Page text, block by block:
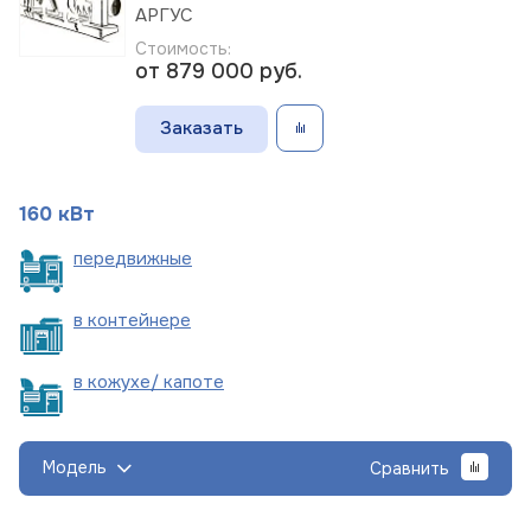
АРГУС
Стоимость:
от 879 000 руб.
Заказать
160 кВт
передвижные
в контейнере
в кожухе/ капоте
Модель Сравнить